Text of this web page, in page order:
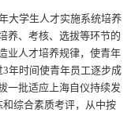
大学生人才实施系统培养
养、考核、选拔等环节的
业人才培养规律，使青年
年时间使青年员工逐步成
一批适应上海自仪持续发
综合素质考评，从中按